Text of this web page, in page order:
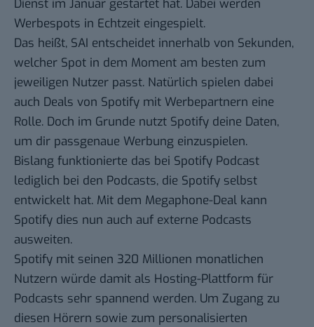
Dienst im Januar gestartet hat. Dabei werden
Werbespots in Echtzeit eingespielt.
Das heißt, SAI entscheidet innerhalb von Sekunden,
welcher Spot in dem Moment am besten zum
jeweiligen Nutzer passt. Natürlich spielen dabei
auch Deals von Spotify mit Werbepartnern eine
Rolle. Doch im Grunde nutzt Spotify deine Daten,
um dir passgenaue Werbung einzuspielen.
Bislang funktionierte das bei Spotify Podcast
lediglich bei den Podcasts, die Spotify selbst
entwickelt hat. Mit dem Megaphone-Deal kann
Spotify dies nun auch auf externe Podcasts
ausweiten.
Spotify mit seinen 320 Millionen monatlichen
Nutzern würde damit als Hosting-Plattform für
Podcasts sehr spannend werden. Um Zugang zu
diesen Hörern sowie zum personalisierten